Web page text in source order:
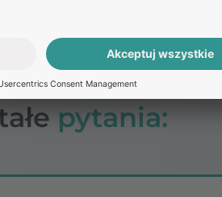
i skutecznie go
pytania: